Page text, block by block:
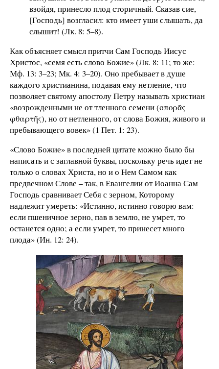
взойдя, принесло плод сторичный. Сказав сие,
[Господь] возгласил: кто имеет уши слышать, да
слышит! (Лк. 8: 5–8).
Как объясняет смысл притчи Сам Господь Иисус
Христос, «семя есть слово Божие» (Лк. 8: 11; то же:
Мф. 13: 3–23; Мк. 4: 3–20). Оно пребывает в душе
каждого христианина, подавая ему нетление, что
позволяет святому апостолу Петру называть христиан
«возрожденными не от тленного семени (σπορᾶς
φθαρτῆς), но от нетленного, от слова Божия, живого и
пребывающего вовек» (1 Пет. 1: 23).
«Слово Божие» в последней цитате можно было бы
написать и с заглавной буквы, поскольку речь идет не
только о словах Христа, но и о Нем Самом как
предвечном Слове – так, в Евангелии от Иоанна Сам
Господь сравнивает Себя с зерном, Которому
надлежит умереть: «Истинно, истинно говорю вам:
если пшеничное зерно, пав в землю, не умрет, то
останется одно; а если умрет, то принесет много
плода» (Ин. 12: 24).